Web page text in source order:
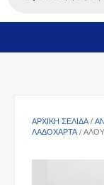
ΑΡΧΙΚΉ ΣΕΛΊΔΑ /
ΛΑΔΌΧΑΡΤΑ /